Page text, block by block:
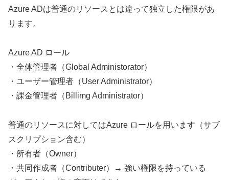
Azure ADは普通のリソースとは違って独立した権限があ
ります。
Azure AD ロール
・全体管理者（Global Administorator）
・ユーザー管理者（User Administrator）
・課金管理者（Billimg Administrator）
普通のリソースに対してはAzure ロールを用います（サブ
スクリプション含む）
・所有者（Owner）
・共同作成者（Contributer）→ 強い権限を持っている